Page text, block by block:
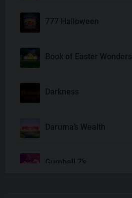
777 Halloween
Book of Easter Wonders
Darkness
Daruma’s Wealth
Gumball 7’s